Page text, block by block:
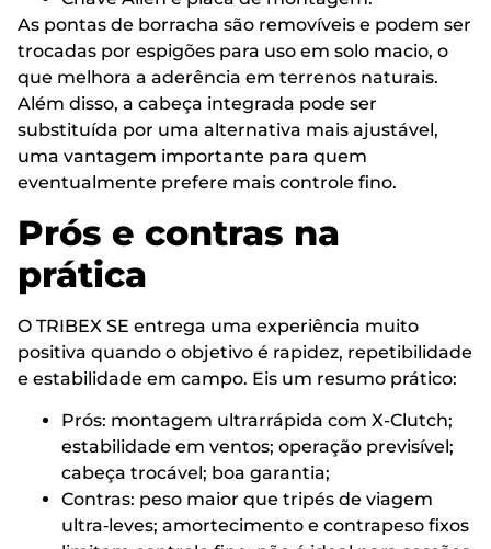
As pontas de borracha são removíveis e podem ser
trocadas por espigões para uso em solo macio, o
que melhora a aderência em terrenos naturais.
Além disso, a cabeça integrada pode ser
substituída por uma alternativa mais ajustável,
uma vantagem importante para quem
eventualmente prefere mais controle fino.
Prós e contras na
prática
O TRIBEX SE entrega uma experiência muito
positiva quando o objetivo é rapidez, repetibilidade
e estabilidade em campo. Eis um resumo prático:
Prós: montagem ultrarrápida com X-Clutch;
estabilidade em ventos; operação previsível;
cabeça trocável; boa garantia;
Contras: peso maior que tripés de viagem
ultra‑leves; amortecimento e contrapeso fixos